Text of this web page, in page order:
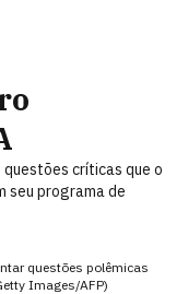
críticas que o
seu programa de
questões polêmicas
Images/AFP)